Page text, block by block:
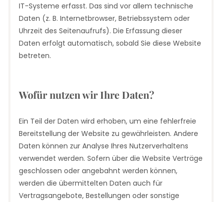
IT-Systeme erfasst. Das sind vor allem technische
Daten (z. B. Internetbrowser, Betriebssystem oder
Uhrzeit des Seitenaufrufs). Die Erfassung dieser
Daten erfolgt automatisch, sobald Sie diese Website
betreten.
Wofür nutzen wir Ihre Daten?
Ein Teil der Daten wird erhoben, um eine fehlerfreie
Bereitstellung der Website zu gewährleisten. Andere
Daten können zur Analyse Ihres Nutzerverhaltens
verwendet werden. Sofern über die Website Verträge
geschlossen oder angebahnt werden können,
werden die übermittelten Daten auch für
Vertragsangebote, Bestellungen oder sonstige